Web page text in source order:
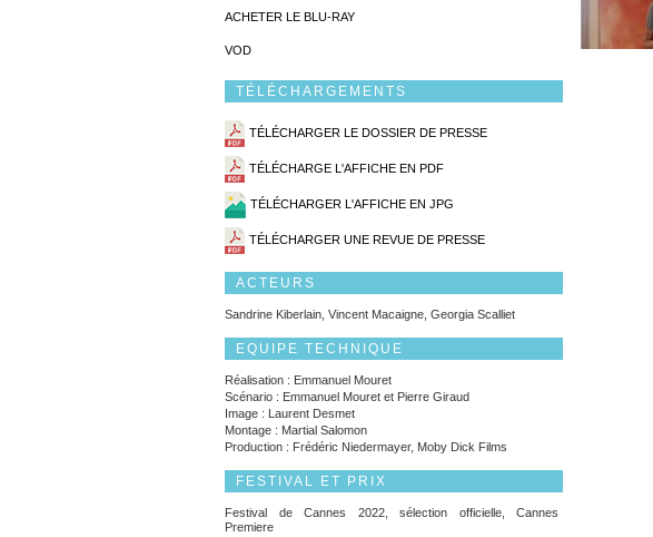
ACHETER LE BLU-RAY
VOD
TÉLÉCHARGEMENTS
TÉLÉCHARGER LE DOSSIER DE PRESSE
TÉLÉCHARGE L'AFFICHE EN PDF
TÉLÉCHARGER L'AFFICHE EN JPG
TÉLÉCHARGER UNE REVUE DE PRESSE
ACTEURS
Sandrine Kiberlain, Vincent Macaigne, Georgia Scalliet
EQUIPE TECHNIQUE
Réalisation : Emmanuel Mouret
Scénario : Emmanuel Mouret et Pierre Giraud
Image : Laurent Desmet
Montage : Martial Salomon
Production : Frédéric Niedermayer, Moby Dick Films
FESTIVAL ET PRIX
Festival de Cannes 2022, sélection officielle, Cannes
Premiere